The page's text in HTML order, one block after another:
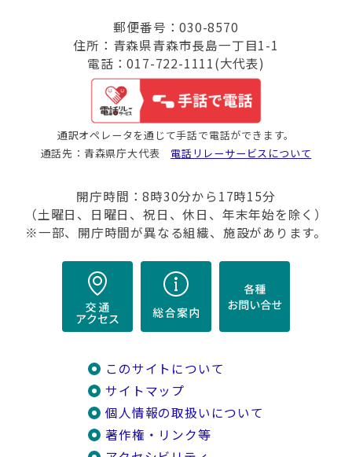
郵便番号：030-8570
住所：青森県青森市長島一丁目1-1
電話：017-722-1111(大代表)
通訳オペレータを通じて手話で電話ができます。
通話先：青森県庁大代表 電話リレーサービスについて
開庁時間：8時30分から17時15分
（土曜日、日曜日、祝日、休日、年末年始を除く）
※一部、開庁時間が異なる組織、施設があります。
このサイトについて
サイトマップ
個人情報の取扱いについて
著作権・リンク等